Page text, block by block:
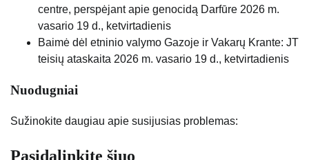
centre, perspėjant apie genocidą Darfūre 2026 m.
vasario 19 d., ketvirtadienis
Baimė dėl etninio valymo Gazoje ir Vakarų Krante: JT
teisių ataskaita 2026 m. vasario 19 d., ketvirtadienis
Nuodugniai
Sužinokite daugiau apie susijusias problemas:
Pasidalinkite šiuo